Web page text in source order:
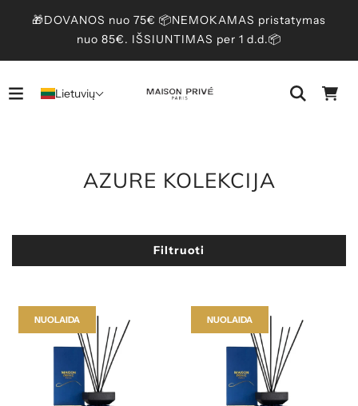
🎁DOVANOS nuo 75€ 📦NEMOKAMAS pristatymas
nuo 85€. IŠSIUNTIMAS per 1 d.d.📦
Lietuvių
AZURE KOLEKCIJA
Filtruoti
NUOLAIDA NUOLAIDA